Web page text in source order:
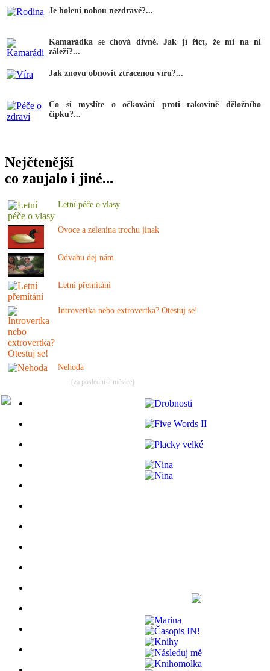
Je holení nohou nezdravé?...
Kamarádka se chová divně. Jak jí říct, že mi na ní
záleží?...
Jak znovu obnovit ztracenou víru?...
Co si myslíte o očkování proti rakovině děložního
čípku?...
Nejčtenější
co zaujalo i jiné...
Letní péče o vlasy
Ovoce a zelenina trochu jinak
Odvahu dej nám
Letní přemítání
Introvertka nebo extrovertka? Otestuj se!
Nehoda
(za poslední 2 měsíce)